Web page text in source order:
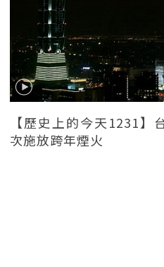
【歷史上的今天1231
次施放跨年煙火